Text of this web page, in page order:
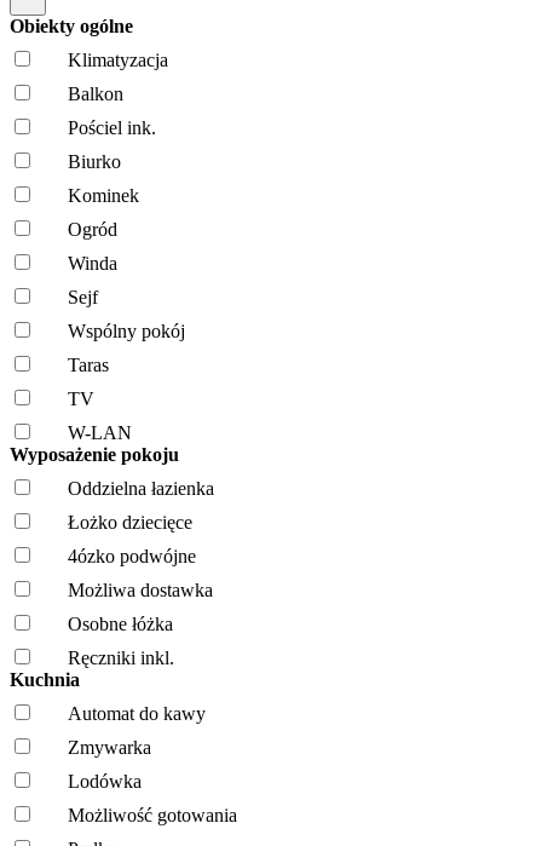
Obiekty ogólne
Klimatyzacja
Balkon
Pościel ink.
Biurko
Kominek
Ogród
Winda
Sejf
Wspólny pokój
Taras
TV
W-LAN
Wyposażenie pokoju
Oddzielna łazienka
Łożko dziecięce
4ózko podwójne
Możliwa dostawka
Osobne łóżka
Ręczniki inkl.
Kuchnia
Automat do kawy
Zmywarka
Lodówka
Możliwość gotowania